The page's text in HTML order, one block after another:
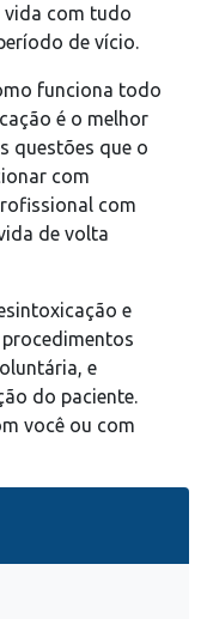
vida com tudo
de vício.
funciona todo
é o melhor
questões que o
com
com
de volta
e
e
do paciente.
você ou com